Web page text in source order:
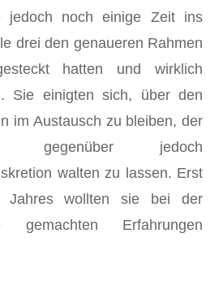
jedoch noch einige Zeit ins
drei den genaueren Rahmen
hatten und wirklich
Sie einigten sich, über den
im Austausch zu bleiben, der
gegenüber jedoch
walten zu lassen. Erst
Jahres wollten sie bei der
gemachten Erfahrungen